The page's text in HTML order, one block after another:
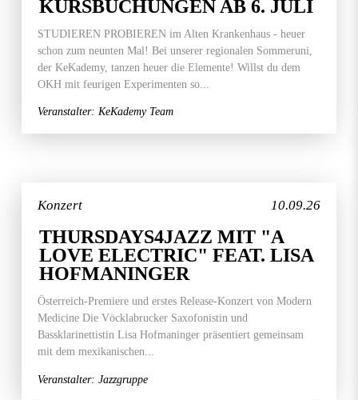
KURSBUCHUNGEN AB 6. JULI
STUDIEREN PROBIEREN im Alten Krankenhaus - heuer
schon zum neunten Mal! Bei unserer regionalen Sommeruni,
der KeKademy, tanzen heuer die Elemente! Willst du dem
OKH mit feurigen Experimenten so...
Veranstalter: KeKademy Team
10.09.26
Konzert
THURSDAYS4JAZZ MIT "A
LOVE ELECTRIC" FEAT. LISA
HOFMANINGER
Österreich-Premiere und erstes Release-Konzert von Modern
Medicine Die Vöcklabrucker Saxofonistin und
Bassklarinettistin Lisa Hofmaninger präsentiert gemeinsam
mit dem mexikanischen...
Veranstalter: Jazzgruppe